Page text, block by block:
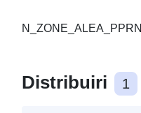
Distribuiri 1